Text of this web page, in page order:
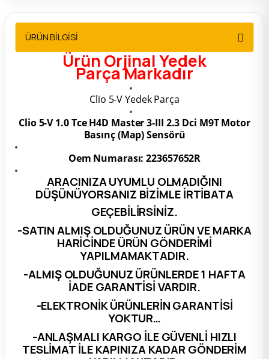
Sedan
Parça
Parça
ÜRÜN BİLGİSİ
ÜrünOrjinal Yedek
ParçaMarkadır
Clio 5-V Yedek Parça
Clio 5-V 1.0 Tce H4D Master 3-III 2.3 Dci M9T Motor
Basınç (Map) Sensörü
Oem Numarası: 223657652R
ARACINIZA UYUMLU OLMADIĞINI
DÜŞÜNÜYORSANIZ BİZİMLE İRTİBATA
GEÇEBİLİRSİNİZ.
-SATIN ALMIŞ OLDUĞUNUZ ÜRÜN VE MARKA
HARİCİNDE ÜRÜN GÖNDERİMİ
YAPILMAMAKTADIR.
-ALMIŞ OLDUĞUNUZ ÜRÜNLERDE 1 HAFTA
İADE GARANTİSİ VARDIR.
-ELEKTRONİK ÜRÜNLERİN GARANTİSİ
YOKTUR…
-ANLAŞMALI KARGO İLE GÜVENLİ HIZLI
TESLİMAT İLE KAPINIZA KADAR GÖNDERİM